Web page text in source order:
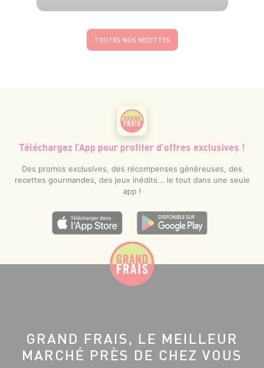
TOUTES NOS RECETTES
Téléchargez l’App pour profiter d’offres exclusives !
Des promos exclusives, des récompenses généreuses, des
recettes gourmandes, des jeux inédits... le tout dans une seule
app !
GRAND FRAIS, LE MEILLEUR
MARCHÉ PRÈS DE CHEZ VOUS